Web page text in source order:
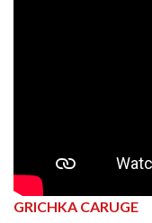
GRICHKA CARUGE